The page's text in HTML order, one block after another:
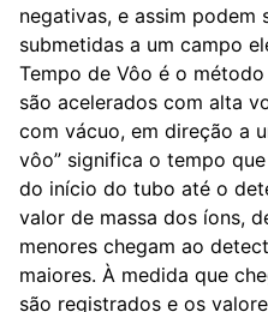
negativas, e assim podem
submetidas a um campo
Tempo de Vôo é o
são acelerados com alta
com vácuo, em direção a
vôo” significa o tempo
do início do tubo até o
valor de massa dos íons,
menores chegam ao
maiores. À medida que
são registrados e os